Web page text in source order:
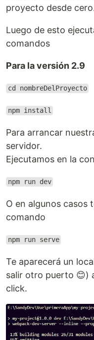
proyecto desde
Luego de esto
comandos
Para la versión 2.9
cd nombreDelProyecto
npm install
Para arrancar
servidor.
Ejecutamos en la
npm run dev
O en algunos casos
comando
npm run serve
Te aparecerá un
salir otro puerto 😊)
click.